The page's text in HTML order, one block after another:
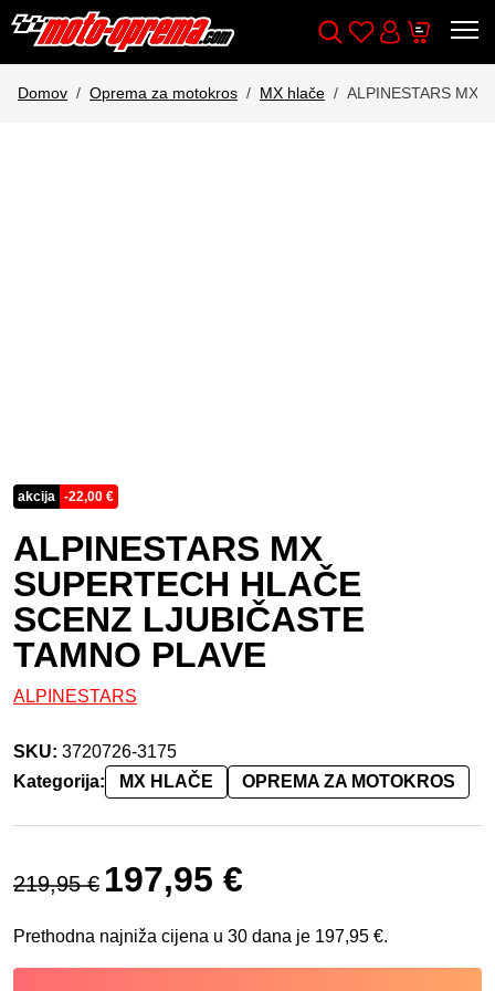
Wishlist
Cart
Domov Oprema za motokros MX hlače ALPINESTARS MX
akcija -22,00 €
ALPINESTARS MX
SUPERTECH HLAČE
SCENZ LJUBIČASTE
TAMNO PLAVE
ALPINESTARS
SKU: 3720726-3175
Kategorija:
MX HLAČE OPREMA ZA MOTOKROS
219,95€
Izvorna cijena bila je: 219,95 €.
197,95 €
Prethodna najniža cijena u 30 dana je 197,95 €.